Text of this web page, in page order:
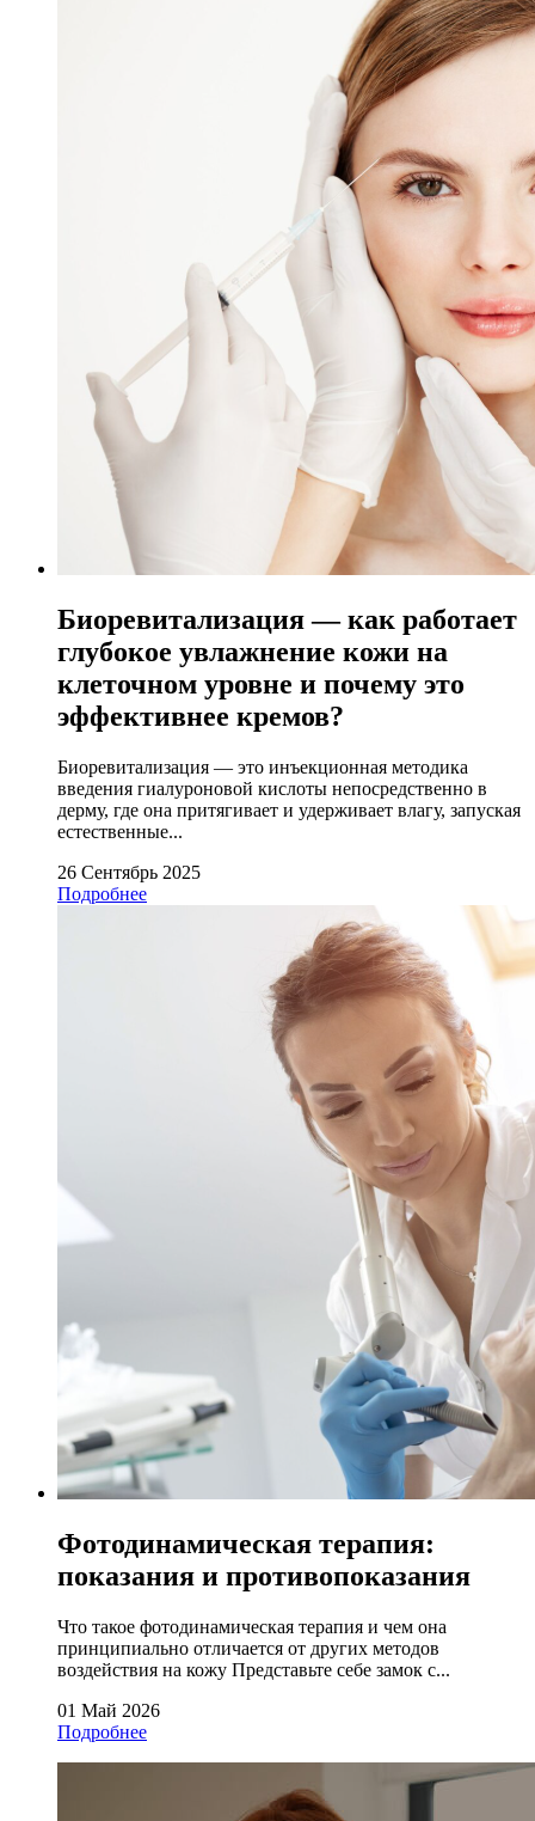
Биоревитализация — как работает
глубокое увлажнение кожи на
клеточном уровне и почему это
эффективнее кремов?
Биоревитализация — это инъекционная методика
введения гиалуроновой кислоты непосредственно в
дерму, где она притягивает и удерживает влагу, запуская
естественные...
26 Сентябрь 2025
Подробнее
Фотодинамическая терапия:
показания и противопоказания
Что такое фотодинамическая терапия и чем она
принципиально отличается от других методов
воздействия на кожу Представьте себе замок с...
01 Май 2026
Подробнее